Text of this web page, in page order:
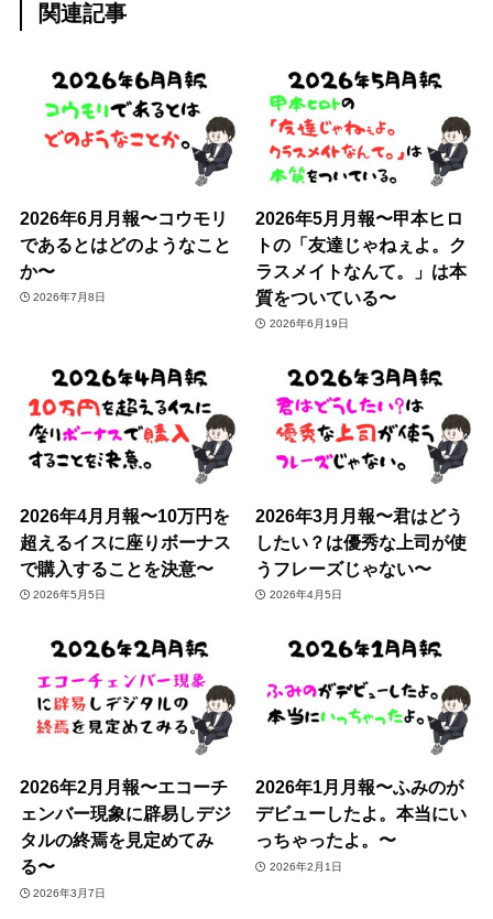
関連記事
2026年6月月報〜コウモリ
であるとはどのようなこと
か〜
2026年7月8日
2026年5月月報〜甲本ヒロ
トの「友達じゃねぇよ。ク
ラスメイトなんて。」は本
質をついている〜
2026年6月19日
2026年4月月報〜10万円を
超えるイスに座りボーナス
で購入することを決意〜
2026年5月5日
2026年3月月報〜君はどう
したい？は優秀な上司が使
うフレーズじゃない〜
2026年4月5日
2026年2月月報〜エコーチ
ェンバー現象に辟易しデジ
タルの終焉を見定めてみ
る〜
2026年3月7日
2026年1月月報〜ふみのが
デビューしたよ。本当にい
っちゃったよ。〜
2026年2月1日